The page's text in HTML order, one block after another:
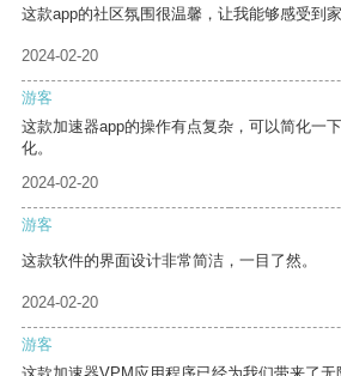
这款app的社区氛围很温馨，让我能够感受到家
2024-02-20
游客
这款加速器app的操作有点复杂，可以简化一
化。
2024-02-20
游客
这款软件的界面设计非常简洁，一目了然。
2024-02-20
游客